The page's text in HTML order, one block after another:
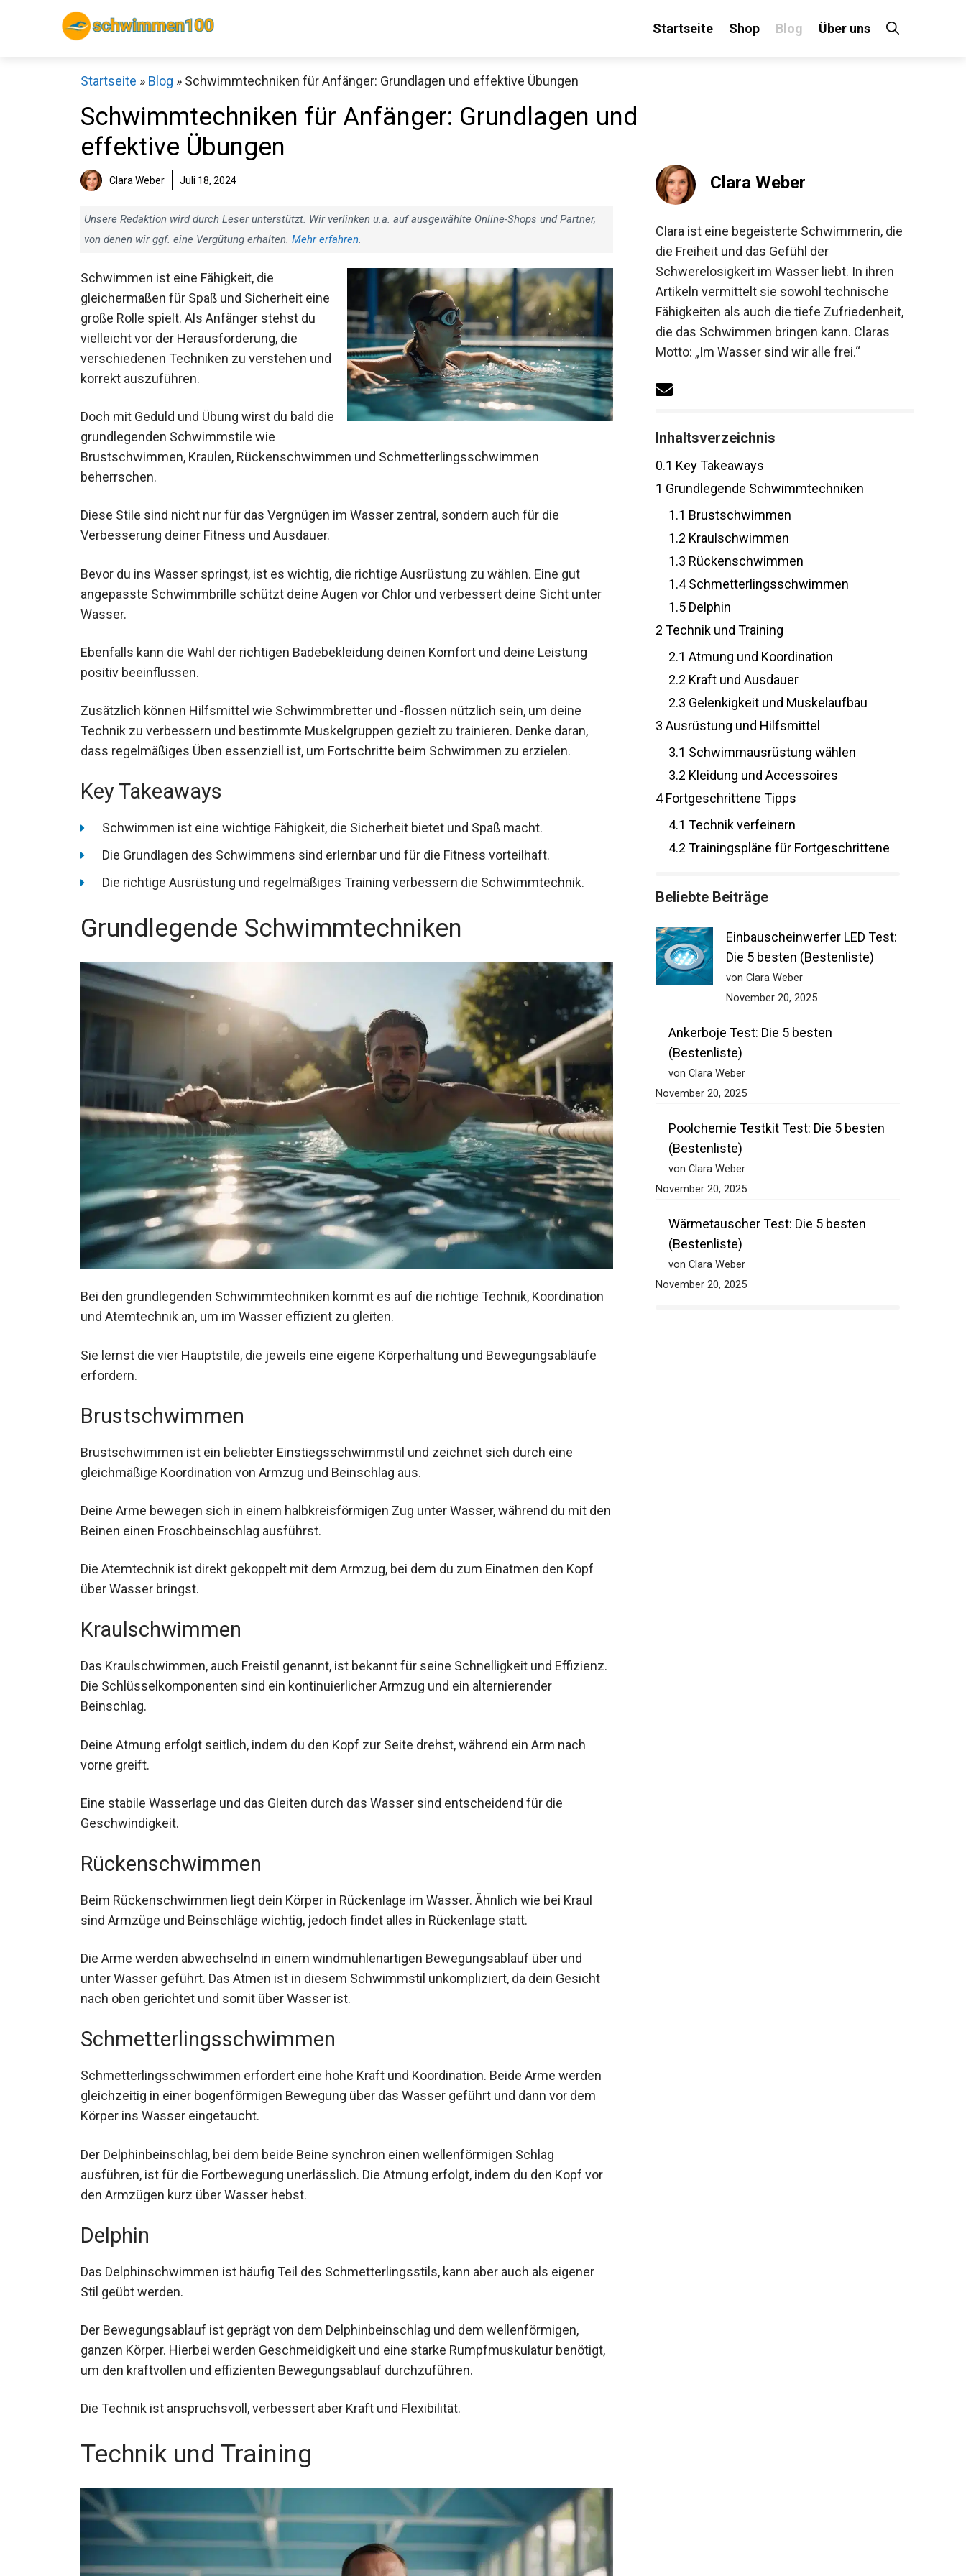
Startseite Shop Blog Über uns
Startseite » Blog » Schwimmtechniken für Anfänger: Grundlagen und effektive Übungen
Schwimmtechniken für Anfänger: Grundlagen
und effektive Übungen
Clara Weber Juli 18, 2024
Unsere Redaktion wird durch Leser unterstützt. Wir verlinken u.a. auf ausgewählte Online-Shops und Partner,
von denen wir ggf. eine Vergütung erhalten. Mehr erfahren.
Schwimmen ist eine Fähigkeit, die
gleichermaßen für Spaß und Sicherheit eine
große Rolle spielt. Als Anfänger stehst du
vielleicht vor der Herausforderung, die
verschiedenen Techniken zu verstehen und
korrekt auszuführen.
Doch mit Geduld und Übung wirst du bald
die grundlegenden Schwimmstile wie Brustschwimmen, Kraulen, Rückenschwimmen und
Schmetterlingsschwimmen beherrschen.
Verbesserung deiner Fitness und Ausdauer.
angepasste Schwimmbrille schützt deine Augen vor Chlor und verbessert deine Sicht unter
Wasser.
positiv beeinflussen.
Technik zu verbessern und bestimmte Muskelgruppen gezielt zu trainieren. Denke daran,
dass regelmäßiges Üben essenziell ist, um Fortschritte beim Schwimmen zu erzielen.
Schwimmen ist eine wichtige Fähigkeit, die Sicherheit bietet und Spaß macht.
Die Grundlagen des Schwimmens sind erlernbar und für die Fitness vorteilhaft.
Die richtige Ausrüstung und regelmäßiges Training verbessern die Schwimmtechnik.
Bei den grundlegenden Schwimmtechniken kommt es auf die richtige Technik, Koordination
und Atemtechnik an, um im Wasser effizient zu gleiten.
erfordern.
Brustschwimmen ist ein beliebter Einstiegsschwimmstil und zeichnet sich durch eine
gleichmäßige Koordination von Armzug und Beinschlag aus.
den Beinen einen Froschbeinschlag ausführst.
über Wasser bringst.
Das Kraulschwimmen, auch Freistil genannt, ist bekannt für seine Schnelligkeit und
Effizienz. Die Schlüsselkomponenten sind ein kontinuierlicher Armzug und ein
alternierender Beinschlag.
vorne greift.
Geschwindigkeit.
Rückenschwimmen
Beim Rückenschwimmen liegt dein Körper in Rückenlage im Wasser. Ähnlich wie bei Kraul
sind Armzüge und Beinschläge wichtig, jedoch findet alles in Rückenlage statt.
unter Wasser geführt. Das Atmen ist in diesem Schwimmstil unkompliziert, da dein Gesicht
nach oben gerichtet und somit über Wasser ist.
Schmetterlingsschwimmen erfordert eine hohe Kraft und Koordination. Beide Arme werden
gleichzeitig in einer bogenförmigen Bewegung über das Wasser geführt und dann vor dem
Körper ins Wasser eingetaucht.
ausführen, ist für die Fortbewegung unerlässlich. Die Atmung erfolgt, indem du den Kopf vor
den Armzügen kurz über Wasser hebst.
Delphin
Das Delphinschwimmen ist häufig Teil des Schmetterlingsstils, kann aber auch als eigener
Stil geübt werden.
ganzen Körper. Hierbei werden Geschmeidigkeit und eine starke Rumpfmuskulatur benötigt,
um den kraftvollen und effizienten Bewegungsablauf durchzuführen.
Clara Weber
Clara ist eine begeisterte Schwimmerin, die
die Freiheit und das Gefühl der
Schwerelosigkeit im Wasser liebt. In ihren
Artikeln vermittelt sie sowohl technische
Fähigkeiten als auch die tiefe Zufriedenheit,
die das Schwimmen bringen kann. Claras
Motto: „Im Wasser sind wir alle frei.“
Inhaltsverzeichnis
0.1Key Takeaways
Grundlegende Schwimmtechniken
1.1Brustschwimmen
1.2Kraulschwimmen
1.3Rückenschwimmen
1.4Schmetterlingsschwimmen
1.5Delphin
Technik und Training
2.1Atmung und Koordination
2.2Kraft und Ausdauer
2.3Gelenkigkeit und Muskelaufbau
Ausrüstung und Hilfsmittel
3.1Schwimmausrüstung wählen
3.2Kleidung und Accessoires
Fortgeschrittene Tipps
4.1Technik verfeinern
4.2Trainingspläne für Fortgeschrittene
Beliebte Beiträge
Einbauscheinwerfer LED
Test: Die 5 besten
(Bestenliste)
von Clara Weber
Ankerboje Test: Die 5 besten
(Bestenliste)
von Clara Weber
Poolchemie Testkit Test: Die 5 besten
(Bestenliste)
von Clara Weber
Wärmetauscher Test: Die 5 besten
(Bestenliste)
von Clara Weber
Decathlon Sale
Schaue dir jetzt die meistverkauften Produkte im Sale bei Decathlon an!
Jetzt anschauen